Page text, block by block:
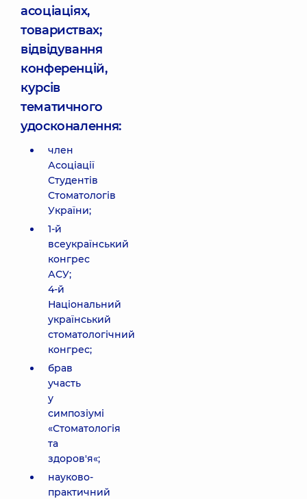
асоціаціях,
товариствах;
відвідування
конференцій,
курсів
тематичного
удосконалення:
член
Асоціації
Студентів
Стоматологів
України;
1-й
всеукраїнський
конгрес
АСУ;
4-й
Національний
український
стоматологічний
конгрес;
брав
участь
у
симпозіумі
«Стоматологія
та
здоров'я«;
науково-
практичний